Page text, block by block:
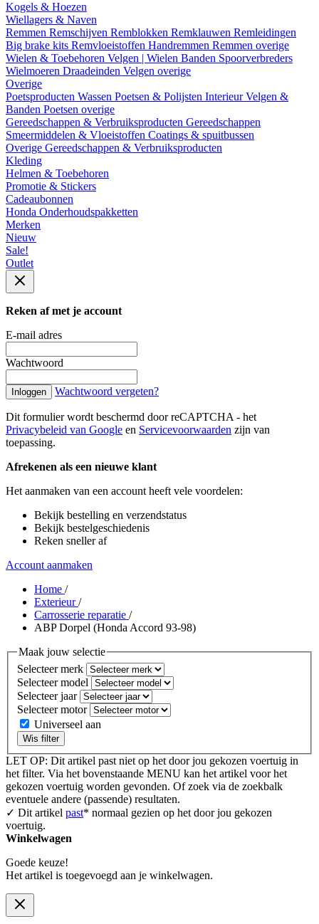
Kogels & Hoezen
Wiellagers & Naven
Remmen Remschijven Remblokken Remklauwen Remleidingen
Big brake kits Remvloeistoffen Handremmen Remmen overige
Wielen & Toebehoren Velgen | Wielen Banden Spoorverbreders
Wielmoeren Draadeinden Velgen overige
Overige
Poetsproducten Wassen Poetsen & Polijsten InterieurVelgen &
Banden Poetsen overige
Gereedschappen & Verbruiksproducten Gereedschappen
Smeermiddelen & Vloeistoffen Coatings & spuitbussen
Overige Gereedschappen & Verbruiksproducten
Kleding
Helmen & Toebehoren
Promotie & Stickers
Cadeaubonnen
Honda Onderhoudspakketten
Merken
Nieuw
Sale!
Outlet
Reken af met je account
E-mail adres
Wachtwoord
Inloggen Wachtwoord vergeten?
Dit formulier wordt beschermd door reCAPTCHA - het
Privacybeleid van Google en Servicevoorwaarden zijn van
toepassing.
Afrekenen als een nieuwe klant
Het aanmaken van een account heeft vele voordelen:
Bekijk bestelling en verzendstatus
Bekijk bestelgeschiedenis
Reken sneller af
Account aanmaken
Home /
Exterieur/
Carrosserie reparatie /
ABP Dorpel (Honda Accord 93-98)
Maak jouw selectie
Selecteer merk
Selecteer model
Selecteer jaar
Selecteer motor
Universeel aan
Wis filter
LET OP: Dit artikel past niet op het door jou gekozen voertuig in
het filter. Via het bovenstaande MENU kan het artikel voor het
gekozen voertuig worden gevonden. Of zoek via de zoekbalk
eventuele andere (passende) resultaten.
✓ Dit artikel past* normaal gezien op het door jou gekozen
voertuig.
Winkelwagen
Goede keuze!
Het artikel is toegevoegd aan je winkelwagen.